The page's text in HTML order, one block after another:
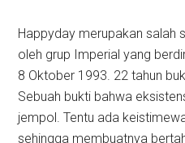
Happyday merupakan salah
oleh grup Imperial yang
8 Oktober 1993. 22 tahun
Sebuah bukti bahwa
jempol. Tentu ada
sehingga membuatnya